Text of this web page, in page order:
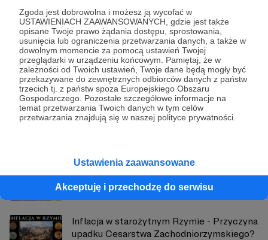
Zgoda jest dobrowolna i możesz ją wycofać w
USTAWIENIACH ZAAWANSOWANYCH, gdzie jest także
opisane Twoje prawo żądania dostępu, sprostowania,
usunięcia lub ograniczenia przetwarzania danych, a także w
dowolnym momencie za pomocą ustawień Twojej
przeglądarki w urządzeniu końcowym. Pamiętaj, że w
zależności od Twoich ustawień, Twoje dane będą mogły być
przekazywane do zewnętrznych odbiorców danych z państw
trzecich tj. z państw spoza Europejskiego Obszaru
Gospodarczego. Pozostałe szczegółowe informacje na
temat przetwarzania Twoich danych w tym celów
przetwarzania znajdują się w naszej polityce prywatności.
Ustawienia zaawansowane
Akceptuję i przechodzę do serwisu
Historyczny Top
Zobacz profil autora
Czy Mieszko I płacił trybut cesarzowi
Ottonowi I? Czy był jego wasalem?
Inflacja w starożytnym Rzymie - Przyczyna
upadku Cesarstwa Zachodniorzymskiego?